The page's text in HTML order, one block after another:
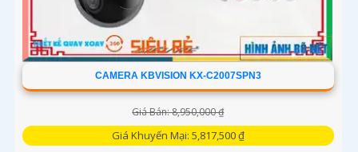
CAMERA KBVISION KX-C2007SPN3
Giá Bán: 8,950,000 ₫
Giá Khuyến Mại: 5,817,500 ₫